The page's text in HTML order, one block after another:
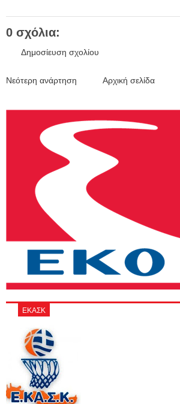
0 σχόλια:
Δημοσίευση σχολίου
Νεότερη ανάρτηση Αρχική σελίδα
ΕΚΑΣΚ